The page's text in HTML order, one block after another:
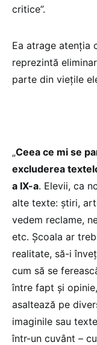
critice”.
Ea atrage atenția
reprezintă
parte din viețile
„Ceea ce mi se
excluderea
a IX-a. Elevii, ca
alte texte: știri,
vedem reclame,
etc. Școala ar
realitate, să-i
cum să se
între fapt și
asaltează pe
imaginile sau
într-un cuvânt –